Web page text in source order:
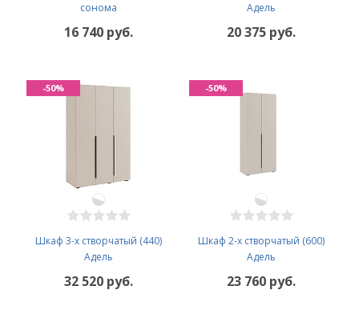
сонома
16 740 руб.
Адель
20 375 руб.
Шкаф 3-х створчатый (440)
Адель
32 520 руб.
-50%
Шкаф 2-х створчатый (600)
Адель
23 760 руб.
-50%